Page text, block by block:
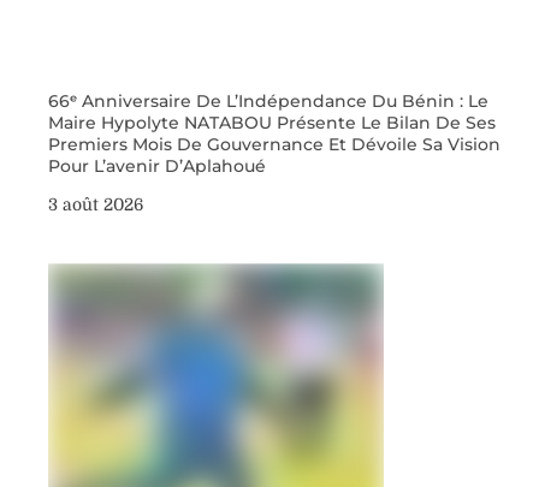
66ᵉ Anniversaire De L’Indépendance Du Bénin : Le
Maire Hypolyte NATABOU Présente Le Bilan De Ses
Premiers Mois De Gouvernance Et Dévoile Sa Vision
Pour L’avenir D’Aplahoué
3 août 2026